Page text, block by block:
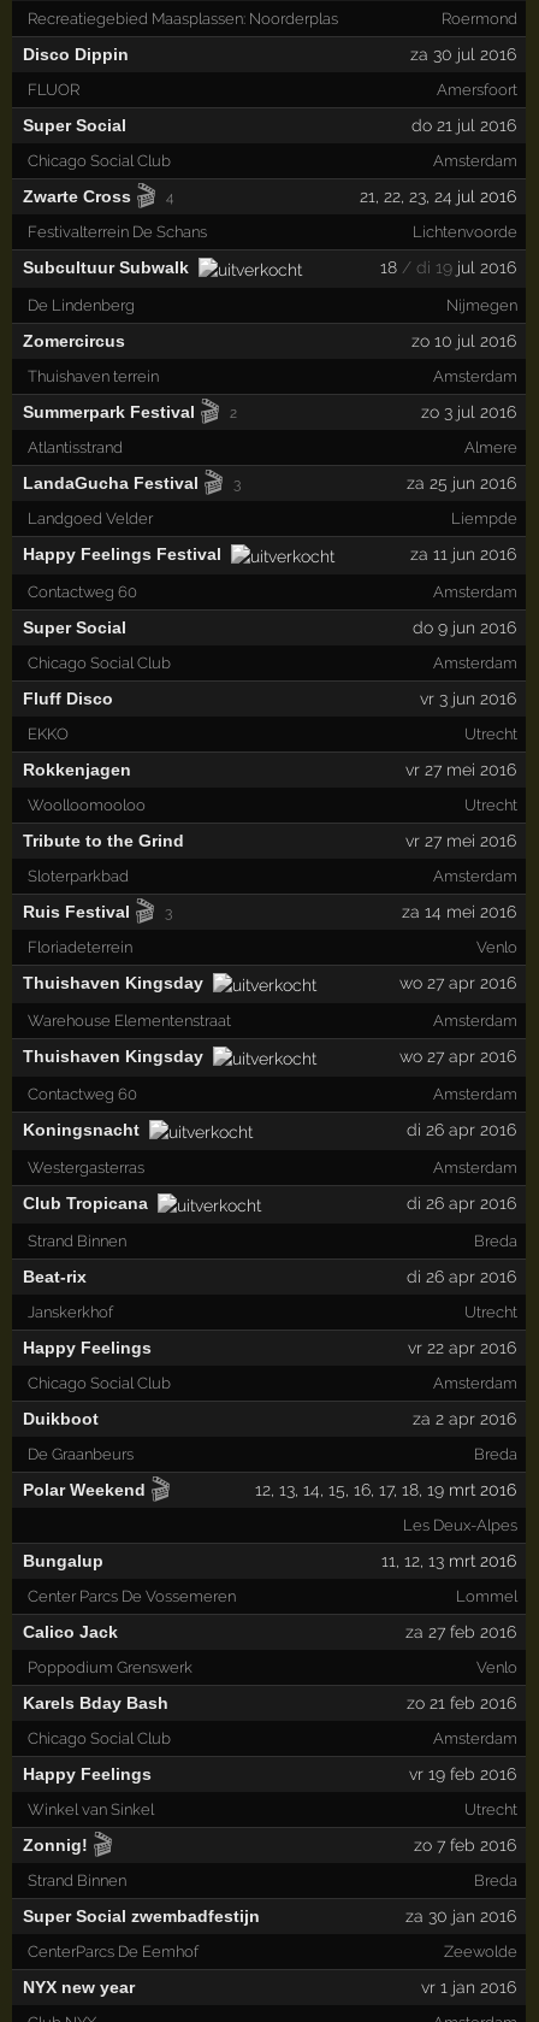
Recreatiegebied Maasplassen: Noorderplas Roermond
Disco Dippin za 30 jul 2016
FLUOR Amersfoort
Super Social do 21 jul 2016
Chicago Social Club Amsterdam
Zwarte Cross 🎬 4 21, 22, 23, 24 jul 2016
Festivalterrein De Schans Lichtenvoorde
Subcultuur Subwalk 18 / di 19 jul 2016
De Lindenberg Nijmegen
Zomercircus zo 10 jul 2016
Thuishaven terrein Amsterdam
Summerpark Festival 🎬 2 zo 3 jul 2016
Atlantisstrand Almere
LandaGucha Festival 🎬 3 za 25 jun 2016
Landgoed Velder Liempde
Happy Feelings Festival za 11 jun 2016
Contactweg 60 Amsterdam
Super Social do 9 jun 2016
Chicago Social Club Amsterdam
Fluff Disco vr 3 jun 2016
EKKO Utrecht
Rokkenjagen vr 27 mei 2016
Woolloomooloo Utrecht
Tribute to the Grind vr 27 mei 2016
Sloterparkbad Amsterdam
Ruis Festival 🎬 3 za 14 mei 2016
Floriadeterrein Venlo
Thuishaven Kingsday wo 27 apr 2016
Warehouse Elementenstraat Amsterdam
Thuishaven Kingsday wo 27 apr 2016
Contactweg 60 Amsterdam
Koningsnacht di 26 apr 2016
Westergasterras Amsterdam
Club Tropicana di 26 apr 2016
Strand Binnen Breda
Beat-rix di 26 apr 2016
Janskerkhof Utrecht
Happy Feelings vr 22 apr 2016
Chicago Social Club Amsterdam
Duikboot za 2 apr 2016
De Graanbeurs Breda
Polar Weekend 🎬 12, 13, 14, 15, 16, 17, 18, 19mrt 2016
Les Deux-Alpes
Bungalup 11, 12, 13mrt 2016
Center Parcs De Vossemeren Lommel
Calico Jack za 27 feb 2016
Poppodium Grenswerk Venlo
Karels Bday Bash zo 21 feb 2016
Chicago Social Club Amsterdam
Happy Feelings vr 19 feb 2016
Winkel van Sinkel Utrecht
Zonnig! 🎬 zo 7 feb 2016
Strand Binnen Breda
Super Social zwembadfestijn za 30 jan 2016
CenterParcs De Eemhof Zeewolde
NYX new year vr 1 jan 2016